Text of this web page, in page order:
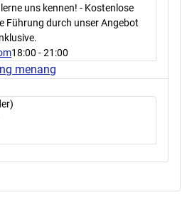
uns kennen! - Kostenlose
Führung durch unser Angebot
18:00 - 21:00
menang